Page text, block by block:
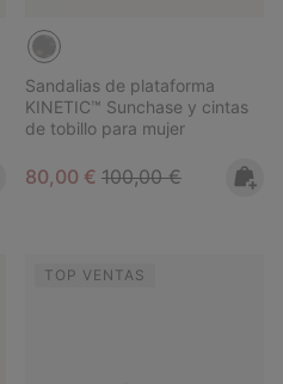
Sandalias de plataforma
KINETIC™ Sunchase y cintas
de tobillo para mujer
Sale price:
80,00 € Regular price:
100,00 €
TOP VENTAS